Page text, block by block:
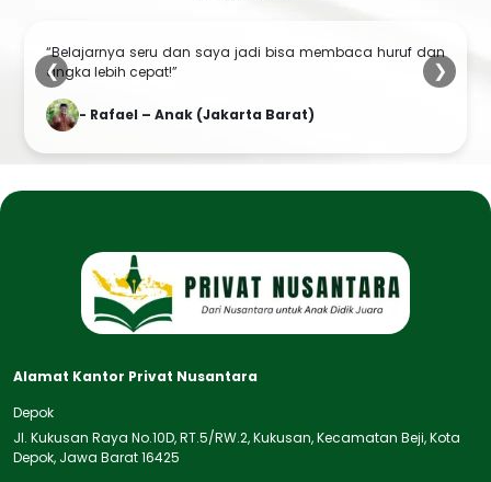
❮
“Belajarnya seru dan saya jadi bisa membaca huruf dan
angka lebih cepat!”
- Rafael – Anak (Jakarta Barat)
❯
Alamat Kantor Privat Nusantara
Depok
Jl. Kukusan Raya No.10D, RT.5/RW.2, Kukusan, Kecamatan Beji, Kota
Depok, Jawa Barat 16425